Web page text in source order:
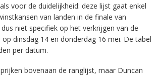
voor de duidelijkheid: deze lijst gaat enkel
van landen in de finale van
niet specifiek op het verkrijgen van de
dinsdag 14 en donderdag 16 mei. De tabel
per datum.
bovenaan de ranglijst, maar Duncan